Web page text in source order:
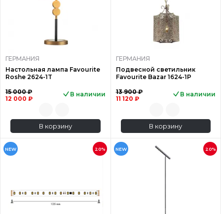
ГЕРМАНИЯ
Настольная лампа Favourite
Roshe 2624-1T
15 000 ₽
12 000 ₽
В наличии
В корзину
ГЕРМАНИЯ
Подвесной светильник
Favourite Bazar 1624-1P
13 900 ₽
11 120 ₽
В наличии
В корзину
NEW 20% NEW 20%